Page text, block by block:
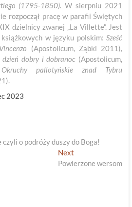
(1795-1850).W sierpniu 2021
rozpoczął pracę w parafii Świętych
dzielnicy zwanej „La Villette”. Jest
w języku polskim:Sześć
(Apostolicum, Ząbki 2011),
dobry i dobranoc (Apostolicum,
Okruchy pallotyńskie znad Tybru
2023
o podróży duszy do Boga!
Next
post:
Powierzone wersom